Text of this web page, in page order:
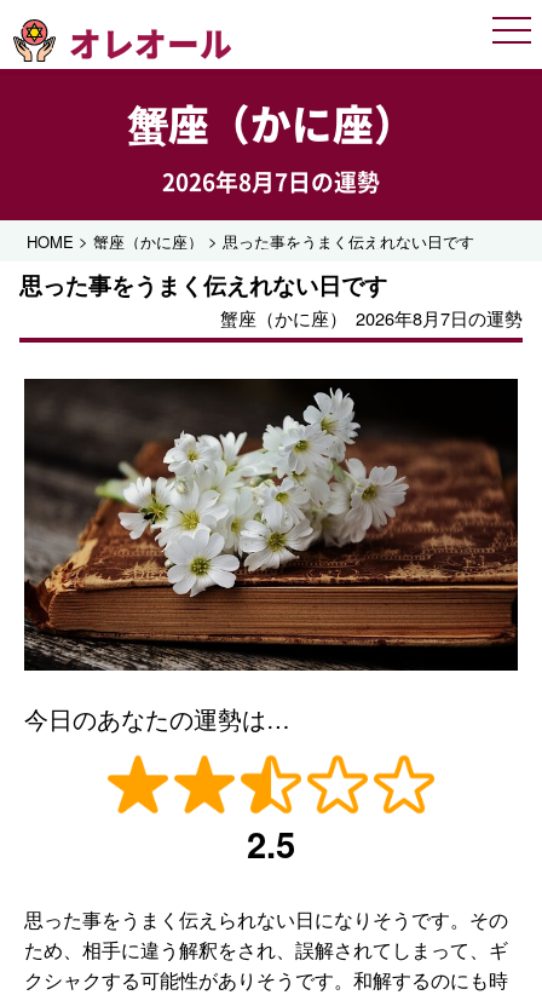
オレオール
蟹座（かに座）
2026年8月7日の運勢
HOME >蟹座（かに座） > 思った事をうまく伝えれない日です
思った事をうまく伝えれない日です
蟹座（かに座） 2026年8月7日の運勢
今日のあなたの運勢は…
2.5
思った事をうまく伝えられない日になりそうです。その
ため、相手に違う解釈をされ、誤解されてしまって、ギ
クシャクする可能性がありそうです。和解するのにも時